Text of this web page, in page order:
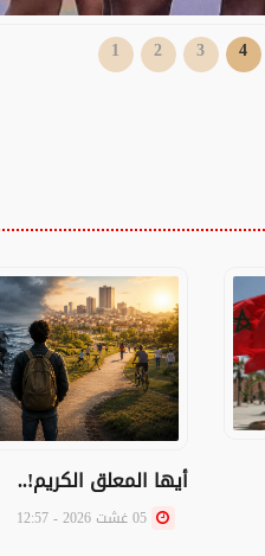
1 2 3 4
أيها المعلق الكريم!..
05 غشت 2026 - 12:57